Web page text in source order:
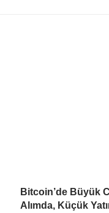
Bitcoin’de Büyük
Alımda, Küçük